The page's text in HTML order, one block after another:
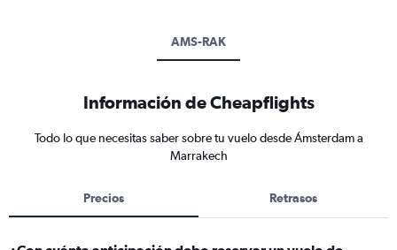
AMS-RAK
Información de Cheapflights
Todo lo que necesitas saber sobre tu vuelo desde Ámsterdam a
Marrakech
Precios Retrasos